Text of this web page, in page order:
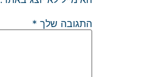
התגובה שלך *